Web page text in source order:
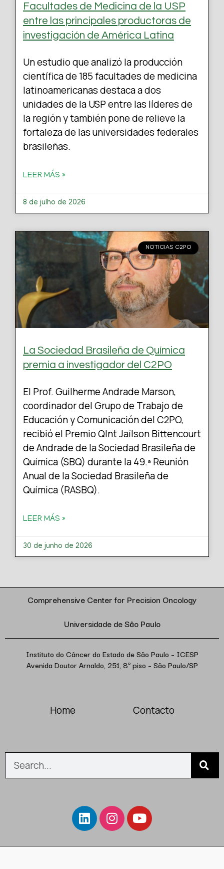
Facultades de Medicina de la USP
entre las principales productoras de
investigación de América Latina
Un estudio que analizó la producción
científica de 185 facultades de medicina
latinoamericanas destaca a dos
unidades de la USP entre las líderes de
la región y también pone de relieve la
fortaleza de las universidades federales
brasileñas.
LEER MÁS »
8 de julho de 2026
NOTICIAS C2PO
La Sociedad Brasileña de Química
premia a investigador del C2PO
El Prof. Guilherme Andrade Marson,
coordinador del Grupo de Trabajo de
Educación y Comunicación del C2PO,
recibió el Premio QInt Jaílson Bittencourt
de Andrade de la Sociedad Brasileña de
Química (SBQ) durante la 49.ª Reunión
Anual de la Sociedad Brasileña de
Química (RASBQ).
LEER MÁS »
30 de junho de 2026
Comprehensive Center for Precision Oncology
Universidade de São Paulo
Instituto do Câncer do Estado de São Paulo – ICESP
Avenida Doutor Arnaldo, 251, 8º piso – São Paulo/SP
Home Contacto